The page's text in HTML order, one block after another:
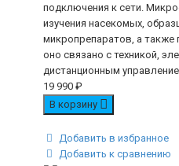
подключения к сети.
изучения насекомых,
микропрепаратов, а
оно связано с техникой,
дистанционным
19 990 ₽
В корзину
Добавить в избранное
Добавить к сравнению